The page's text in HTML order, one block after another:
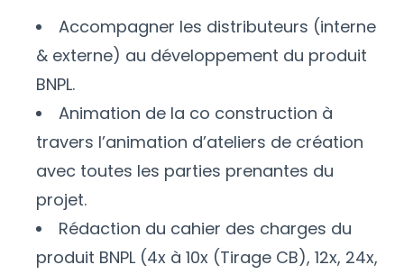
Accompagner les distributeurs (interne
& externe) au développement du produit
BNPL.
Animation de la co construction à
travers l’animation d’ateliers de création
avec toutes les parties prenantes du
projet.
Rédaction du cahier des charges du
produit BNPL (4x à 10x (Tirage CB), 12x, 24x,